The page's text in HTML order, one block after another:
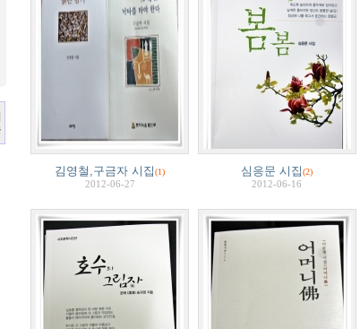
김영철,구금자 시집(1)
2012-06-27
심응문 시집(2)
2012-06-16